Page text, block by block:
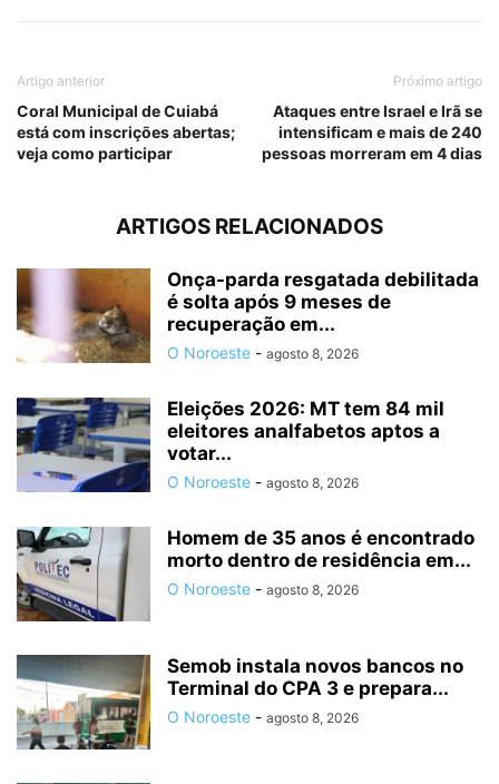
Artigo anterior
Coral Municipal de Cuiabá
está com inscrições abertas;
veja como participar
Próximo artigo
Ataques entre Israel e Irã se
intensificam e mais de 240
pessoas morreram em 4 dias
ARTIGOS RELACIONADOS
Onça-parda resgatada debilitada
é solta após 9 meses de
recuperação em...
O Noroeste - agosto 8, 2026
Eleições 2026: MT tem 84 mil
eleitores analfabetos aptos a
votar...
O Noroeste - agosto 8, 2026
Homem de 35 anos é encontrado
morto dentro de residência em...
O Noroeste - agosto 8, 2026
Semob instala novos bancos no
Terminal do CPA 3 e prepara...
O Noroeste - agosto 8, 2026